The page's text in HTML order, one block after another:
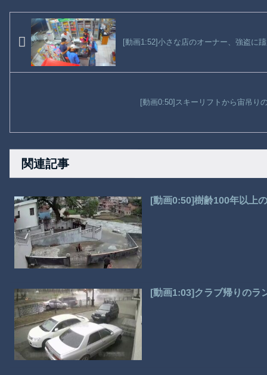
[動画1:52]小さな店のオーナー、強盗に
[動画0:50]スキーリフトから宙吊り
関連記事
[動画0:50]樹齢100年以上
[動画1:03]クラブ帰りのラ